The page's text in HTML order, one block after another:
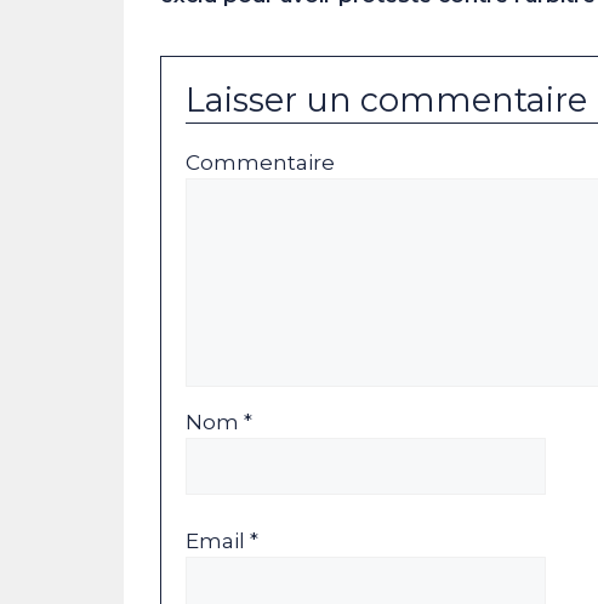
Laisser un commentaire
Commentaire
Nom *
Email *